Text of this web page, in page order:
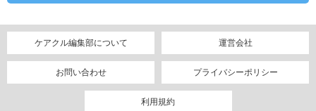
ケアクル編集部について 運営会社
お問い合わせ プライバシーポリシー
利用規約